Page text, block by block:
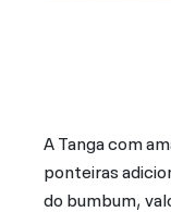
A Tanga com
ponteiras
do bumbum,